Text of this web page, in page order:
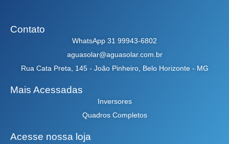
Contato
WhatsApp 31 99943-6802
aguasolar@aguasolar.com.br
Rua Cata Preta, 145 - João Pinheiro, Belo Horizonte - MG
Mais Acessadas
Inversores
Quadros Completos
Acesse nossa loja